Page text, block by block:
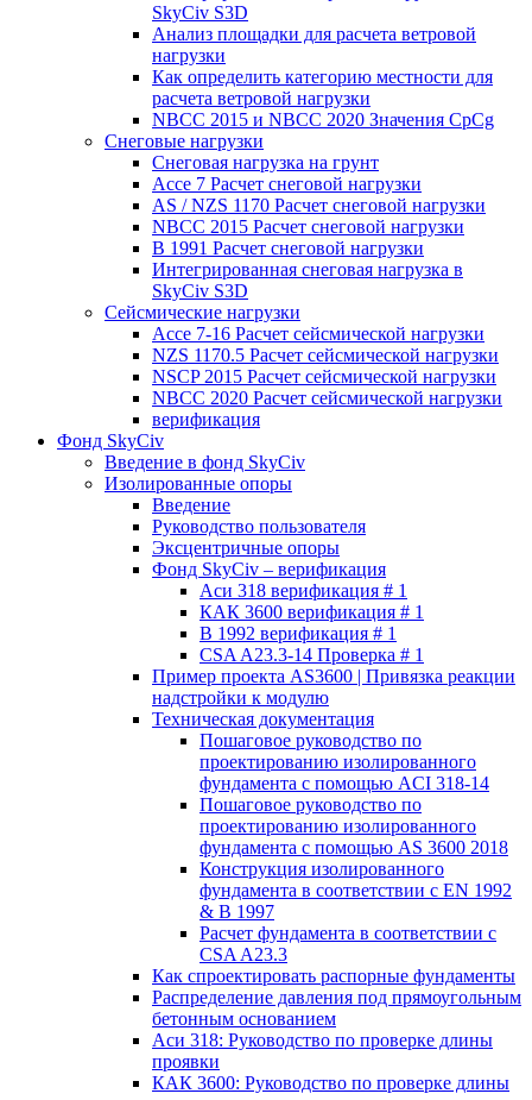
SkyCiv S3D
Анализ площадки для расчета ветровой
нагрузки
Как определить категорию местности для
расчета ветровой нагрузки
NBCC 2015 и NBCC 2020 Значения CpCg
Снеговые нагрузки
Снеговая нагрузка на грунт
Ассе 7 Расчет снеговой нагрузки
AS / NZS 1170 Расчет снеговой нагрузки
NBCC 2015 Расчет снеговой нагрузки
В 1991 Расчет снеговой нагрузки
Интегрированная снеговая нагрузка в
SkyCiv S3D
Сейсмические нагрузки
Ассе 7-16 Расчет сейсмической нагрузки
NZS 1170.5 Расчет сейсмической нагрузки
NSCP 2015 Расчет сейсмической нагрузки
NBCC 2020 Расчет сейсмической нагрузки
верификация
Фонд SkyCiv
Введение в фонд SkyCiv
Изолированные опоры
Введение
Руководство пользователя
Эксцентричные опоры
Фонд SkyCiv – верификация
Аси 318 верификация # 1
КАК 3600 верификация # 1
В 1992 верификация # 1
CSA A23.3-14 Проверка # 1
Пример проекта AS3600 | Привязка реакции
надстройки к модулю
Техническая документация
Пошаговое руководство по
проектированию изолированного
фундамента с помощью ACI 318-14
Пошаговое руководство по
проектированию изолированного
фундамента с помощью AS 3600 2018
Конструкция изолированного
фундамента в соответствии с EN 1992
& В 1997
Расчет фундамента в соответствии с
CSA A23.3
Как спроектировать распорные фундаменты
Распределение давления под прямоугольным
бетонным основанием
Аси 318: Руководство по проверке длины
проявки
КАК 3600: Руководство по проверке длины